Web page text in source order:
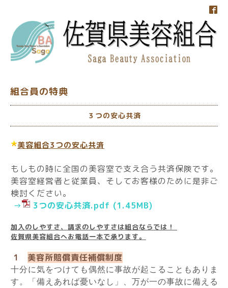
組合員の特典
３つの安心共済
美容組合3つの安心共済
もしもの時に全国の美容室で支え合う共済保険です。
美容室経営者と従業員、そしてお客様のために是非ご
検討ください。
→
3つの安心共済.pdf (1.45MB)
加入のしやすさ、請求のしやすさは組合ならでは！
佐賀県美容組合へお電話一本で承ります。
1 美容所賠償責任補償制度
十分に気をつけても偶然に事故が起こることもありま
す。「備えあれば憂いなし」、万が一の事故に備える